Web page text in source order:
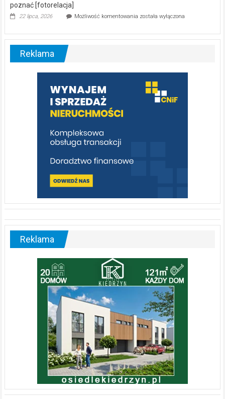
poznać [fotorelacja]
22 lipca, 2026 Możliwość komentowania Ekologiczne
–
warto
[fotorelacja]
została wyłączona
Reklama
Reklama